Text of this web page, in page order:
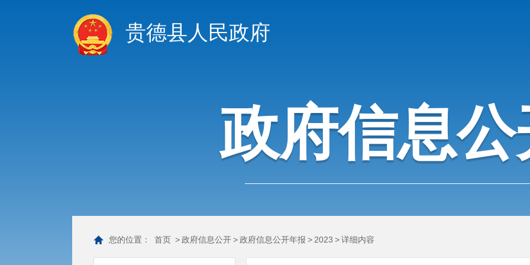
贵德县人民政府
政府信息公
您的位置： 首页 >政府信息公开>政府信息公开年报 > 2023 >详细内容